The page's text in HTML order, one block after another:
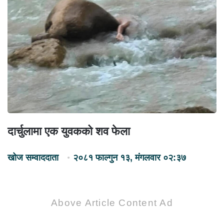
दार्चुलामा एक युवकको शव फेला
खोज सम्वाददाता २०८१ फाल्गुन १३, मंगलवार ०२:३७
Above Article Content Ad